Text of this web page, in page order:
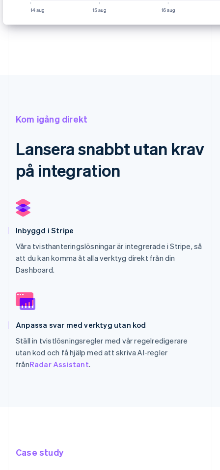
Kom igång direkt
Lansera snabbt utan krav
på integration
Inbyggd i Stripe
Våra tvisthanteringslösningar är integrerade i Stripe, så
att du kan komma åt alla verktyg direkt från din
Dashboard.
Anpassa svar med verktyg utan kod
Ställ in tvistlösningsregler med vår regelredigerare
utan kod och få hjälp med att skriva AI-regler
frånRadar Assistant.
Case study